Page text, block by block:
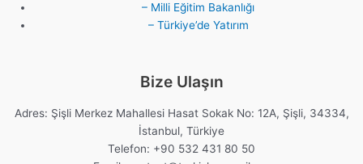
– Milli Eğitim Bakanlığı
– Türkiye’de Yatırım
Bize Ulaşın
Adres: Şişli Merkez Mahallesi Hasat Sokak No: 12A, Şişli, 34334,
İstanbul, Türkiye
Telefon: +90 532 431 80 50